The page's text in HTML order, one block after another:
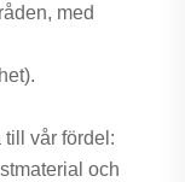
med
vår fördel:
och